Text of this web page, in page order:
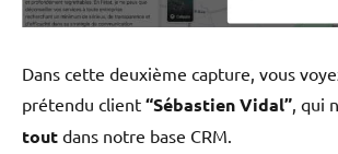
Dans cette deuxième capture, vous
prétendu client “Sébastien Vidal”, qui
tout dans notre base CRM.